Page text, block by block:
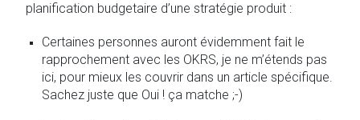
planification budgetaire d’une stratégie produit :
Certaines personnes auront évidemment fait le
rapprochement avec les OKRS, je ne m’étends pas
ici, pour mieux les couvrir dans un article spécifique.
Sachez juste que Oui ! ça matche ;-)